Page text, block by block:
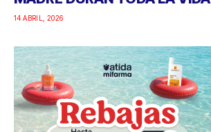
14 ABRIL, 2026